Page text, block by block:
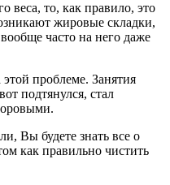
веса, то, как правило, это
жировые складки,
часто на него даже
проблеме. Занятия
подтянулся, стал
Вы будете знать все о
как правильно чистить